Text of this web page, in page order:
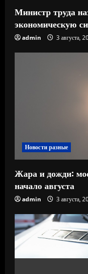
Министр труда
экономическую
admin 3 августа,
Новости разные
Жара и дожди:
начало августа
admin 3 августа,